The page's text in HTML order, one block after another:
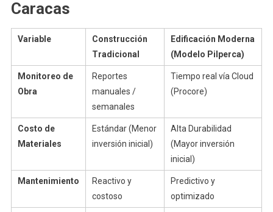
Caracas
Variable
Construcción
Tradicional
Edificación Moderna
(Modelo Pilperca)
Monitoreo de
Obra
Reportes
manuales /
semanales
Tiempo real vía Cloud
(Procore)
Costo de
Materiales
Estándar (Menor
inversión inicial)
Alta Durabilidad
(Mayor inversión
inicial)
Mantenimiento
Reactivo y
costoso
Predictivo y
optimizado